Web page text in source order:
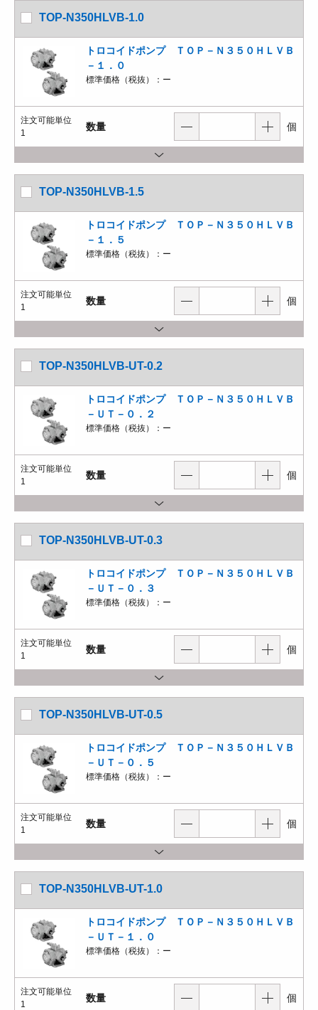
TOP-N350HLVB-1.0
トロコイドポンプ ＴＯＰ－Ｎ３５０ＨＬＶＢ
－１．０
標準価格（税抜）： ー
注文可能単位
1
数量 個
TOP-N350HLVB-1.5
トロコイドポンプ ＴＯＰ－Ｎ３５０ＨＬＶＢ
－１．５
標準価格（税抜）： ー
注文可能単位
1
数量 個
TOP-N350HLVB-UT-0.2
トロコイドポンプ ＴＯＰ－Ｎ３５０ＨＬＶＢ
－ＵＴ－０．２
標準価格（税抜）： ー
注文可能単位
1
数量 個
TOP-N350HLVB-UT-0.3
トロコイドポンプ ＴＯＰ－Ｎ３５０ＨＬＶＢ
－ＵＴ－０．３
標準価格（税抜）： ー
注文可能単位
1
数量 個
TOP-N350HLVB-UT-0.5
トロコイドポンプ ＴＯＰ－Ｎ３５０ＨＬＶＢ
－ＵＴ－０．５
標準価格（税抜）： ー
注文可能単位
1
数量 個
TOP-N350HLVB-UT-1.0
トロコイドポンプ ＴＯＰ－Ｎ３５０ＨＬＶＢ
－ＵＴ－１．０
標準価格（税抜）： ー
注文可能単位
1
数量 個